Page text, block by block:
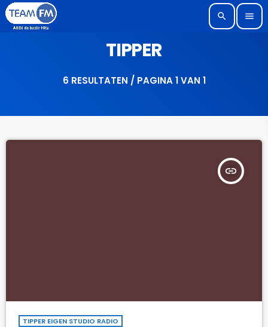
search menu
TIPPER
6 RESULTATEN / PAGINA 1 VAN 1
insert_link
TIPPER EIGEN STUDIO RADIO